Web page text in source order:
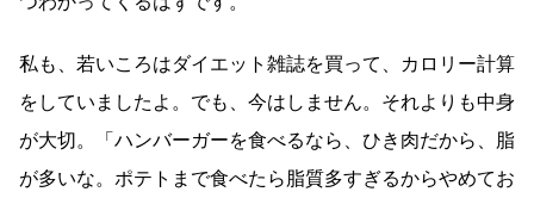
私も、若いころはダイエット雑誌を買って、カロリー計算
をしていましたよ。でも、今はしません。それよりも中身
が大切。「ハンバーガーを食べるなら、ひき肉だから、脂
が多いな。ポテトまで食べたら脂質多すぎるからやめてお